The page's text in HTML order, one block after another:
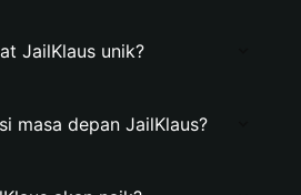
JailKlaus unik?
masa depan JailKlaus?